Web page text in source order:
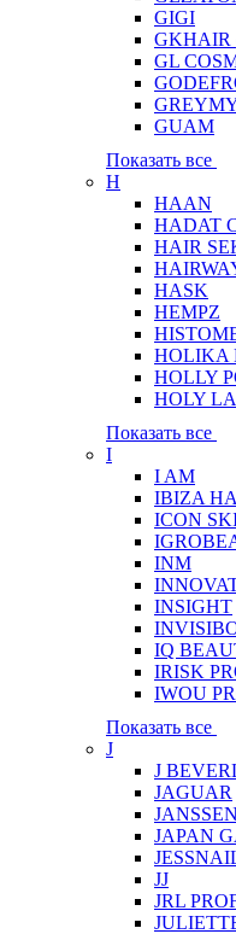
GIGI
GKHAIR
GL
GUAM
Показать все
H
HAAN
HADAT
HAIR
HASK
HEMPZ
HOLIKA
HOLLY
HOLY
Показать все
I
I AM
IBIZA
ICON
INM
INSIGHT
IQ
IRISK
IWOU
Показать все
J
J
JAGUAR
JAPAN
JJ
JRL